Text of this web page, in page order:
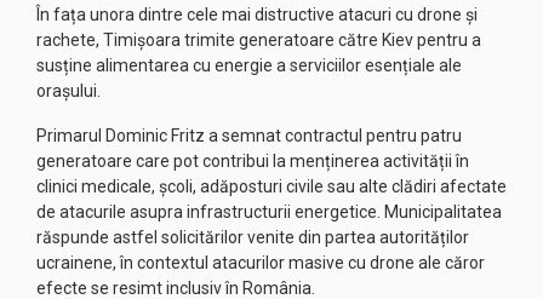
În fața unora dintre cele mai distructive atacuri cu drone și
rachete, Timișoara trimite generatoare către Kiev pentru a
susține alimentarea cu energie a serviciilor esențiale ale
orașului.
Primarul Dominic Fritz a semnat contractul pentru patru
generatoare care pot contribui la menținerea activității în
clinici medicale, școli, adăposturi civile sau alte clădiri afectate
de atacurile asupra infrastructurii energetice. Municipalitatea
răspunde astfel solicitărilor venite din partea autorităților
ucrainene, în contextul atacurilor masive cu drone ale căror
efecte se resimt inclusiv în România.